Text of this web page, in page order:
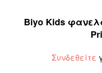
Biyo Kids
Συνδεθείτε